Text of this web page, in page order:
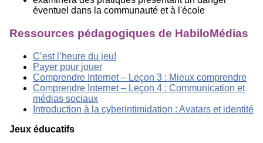
éventuel dans la communauté et à l'école
Ressources pédagogiques de HabiloMédias
C’est l’heure du jeu!
Payer pour jouer
Comprendre Internet – Leçon 3 : Mieux comprendre
Comprendre Internet – Leçon 4 : Communication et
médias sociaux
Introduction à la cyberintimidation : Avatars et identité
Jeux éducatifs